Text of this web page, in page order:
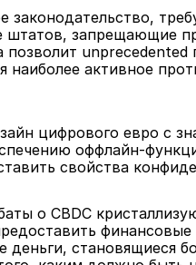
штатов, запрещающие
активное
цифрового евро с
оффлайн-
свойства
о CBDC
деньги, становящиеся